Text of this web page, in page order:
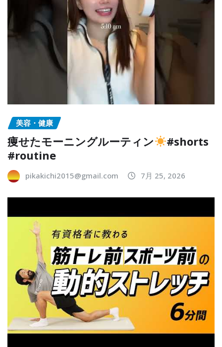
美容・健康
痩せたモーニングルーティン
#shorts
#routine
pikakichi2015@gmail.com 7月 25, 2026